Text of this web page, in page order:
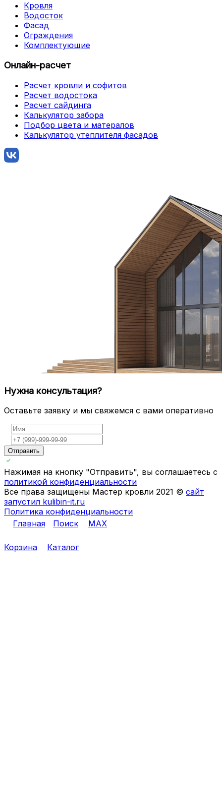
Кровля
Водосток
Фасад
Ограждения
Комплектующие
Онлайн-расчет
Расчет кровли и софитов
Расчет водостока
Расчет сайдинга
Калькулятор забора
Подбор цвета и матералов
Калькулятор утеплителя фасадов
Нужна консультация?
Оставьте заявку и мы свяжемся с вами оперативно
Отправить
Нажимая на кнопку "Отправить", вы соглашаетесь с
политикой конфиденциальности
Все права защищены Мастер кровли 2021 © сайт
запустил kulibin-it.ru
Политика конфиденциальности
Главная
Поиск MAX
Корзина Каталог